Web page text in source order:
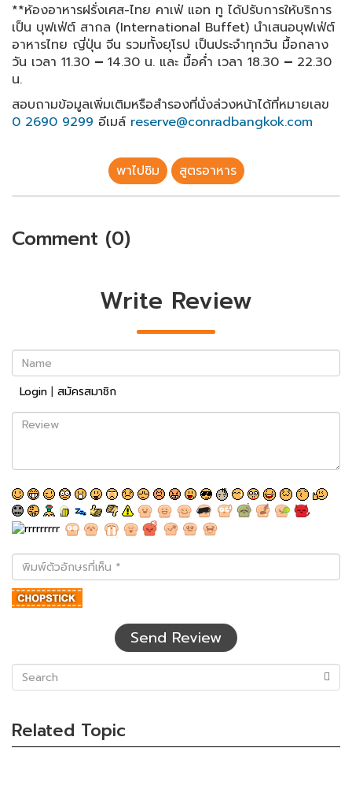
**ห้องอาหารฝรั่งเศส-ไทย คาเฟ่ แอท ทู ได้ปรับการให้บริการ
เป็น บุฟเฟ่ต์ สากล (International Buffet) นำเสนอบุฟเฟ่ต์
อาหารไทย ญี่ปุ่น จีน รวมทั้งยุโรป เป็นประจำทุกวัน มื้อกลาง
วัน เวลา 11.30 – 14.30 น. และ มื้อค่ำ เวลา 18.30 – 22.30
น.
สอบถามข้อมูลเพิ่มเติมหรือสำรองที่นั่งล่วงหน้าได้ที่หมายเลข
0 2690 9299 อีเมล์ reserve@conradbangkok.com
พาไปชิม สูตรอาหาร
Comment (0)
Write Review
Name
Login | สมัครสมาชิก
Review
พิมพ์
ตัว
อักษร
ที่
Send Review
Related Topic